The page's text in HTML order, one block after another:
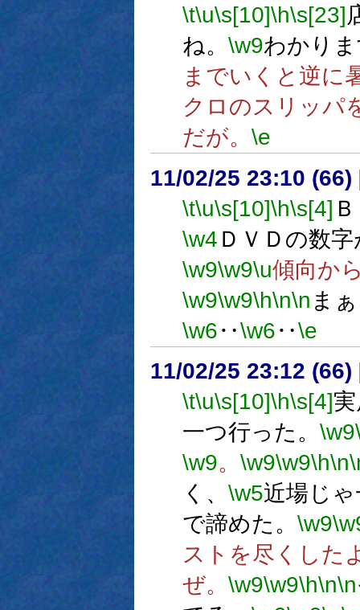
\t\u\s[10]\h\s[23]
ね。 \w9わかり
までいくと逆に
クロのスリッパ
だが。 \e
11/02/25 23:10 (66)
\t\u\s[10]\h\s[4]
\w4 ＤＶＤの数
\w9\w9\u傾向か
\w9\w9\h\n\n ま
\w6‥\w6‥\e
11/02/25 23:12 (66)
\t\u\s[10]\h\s[4]
一つ行った。 \w9
\w9。 \w9\w9\h\n
く、 \w5近場じ
で諦めた。 \w9
ストを尽くした
ぜ。 \w9\w9\h\n\n